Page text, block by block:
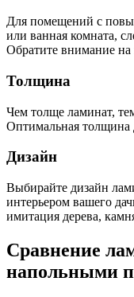
Для помещений с
или ванная комната,
Обратите внимание на
Толщина
Чем толще ламинат,
Оптимальная толщина
Дизайн
Выбирайте дизайн
интерьером вашего
имитация дерева,
Сравнение
напольными